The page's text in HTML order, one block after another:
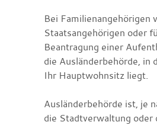
Bei Familienangehörigen
Staatsangehörigen oder
Beantragung einer
die Ausländerbehörde, in
Ihr Hauptwohnsitz liegt.
Ausländerbehörde ist, je
die Stadtverwaltung oder